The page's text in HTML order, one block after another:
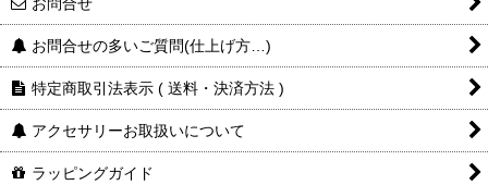
お問合せの多いご質問(仕上げ方…)
特定商取引法表示 ( 送料・決済方法 )
アクセサリーお取扱いについて
ラッピングガイド